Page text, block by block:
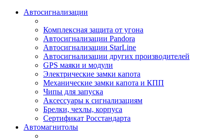
Автосигнализации
Комплексная защита от угона
Автосигнализации Pandora
Автосигнализации StarLine
Автосигнализации других производителей
GPS маяки и модули
Электрические замки капота
Механические замки капота и КПП
Чипы для запуска
Аксессуары к сигнализациям
Брелки, чехлы, корпуса
Сертификат Росстандарта
Автомагнитолы